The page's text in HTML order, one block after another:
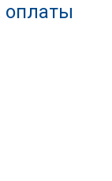
оплаты